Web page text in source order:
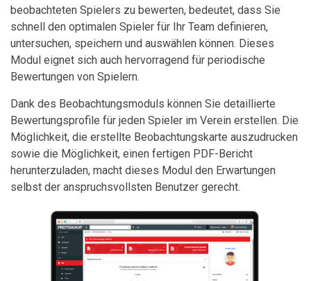
beobachteten Spielers zu bewerten, bedeutet, dass Sie
schnell den optimalen Spieler für Ihr Team definieren,
untersuchen, speichern und auswählen können. Dieses
Modul eignet sich auch hervorragend für periodische
Bewertungen von Spielern.
Dank des Beobachtungsmoduls können Sie detaillierte
Bewertungsprofile für jeden Spieler im Verein erstellen. Die
Möglichkeit, die erstellte Beobachtungskarte auszudrucken
sowie die Möglichkeit, einen fertigen PDF-Bericht
herunterzuladen, macht dieses Modul den Erwartungen
selbst der anspruchsvollsten Benutzer gerecht.